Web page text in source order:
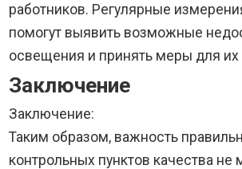
работников. Регулярные
помогут выявить возможные
освещения и принять меры для их
Заключение
Заключение:
Таким образом, важность
контрольных пунктов качества не